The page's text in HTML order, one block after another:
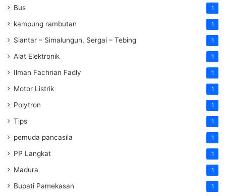
Bus 1
kampung rambutan 1
Siantar – Simalungun, Sergai – Tebing 1
Alat Elektronik 1
Ilman Fachrian Fadly 1
Motor Listrik 1
Polytron 1
Tips 1
pemuda pancasila 1
PP Langkat 1
Madura 1
Bupati Pamekasan 1